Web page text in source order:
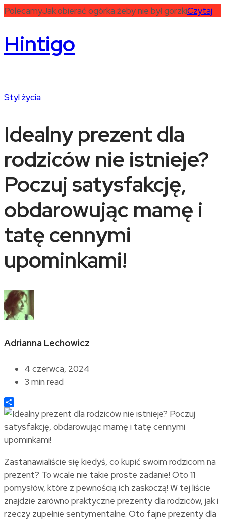
PolecamyJak obierać ogórka żeby nie był gorzkiCzytaj
Hintigo
Styl życia
Idealny prezent dla
rodziców nie istnieje?
Poczuj satysfakcję,
obdarowując mamę i
tatę cennymi
upominkami!
Adrianna Lechowicz
4 czerwca, 2024
3 min read
Share
Zastanawialiście się kiedyś, co kupić swoim rodzicom na
prezent? To wcale nie takie proste zadanie! Oto 11
pomysłów, które z pewnością ich zaskoczą! W tej liście
znajdzie zarówno praktyczne prezenty dla rodziców, jak i
rzeczy zupełnie sentymentalne. Oto fajne prezenty dla